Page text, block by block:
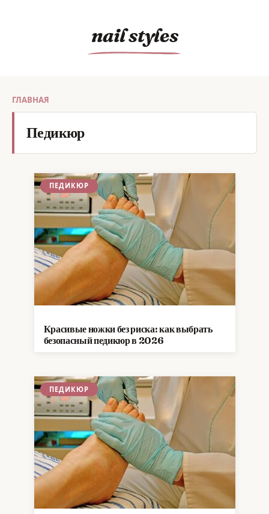
nail styles
ГЛАВНАЯ
Педикюр
ПЕДИКЮР
Красивые ножки без риска: как выбрать
безопасный педикюр в 2026
ПЕДИКЮР